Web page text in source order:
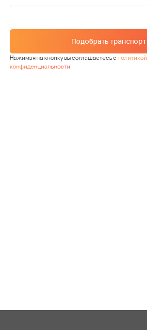
Подобрать транспорт
Нажимая на кнопку вы соглашаетесь сполитикой
конфиденциальности